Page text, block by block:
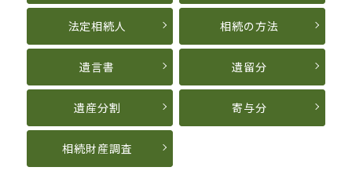
法定相続人 相続の方法
遺言書 遺留分
遺産分割 寄与分
相続財産調査